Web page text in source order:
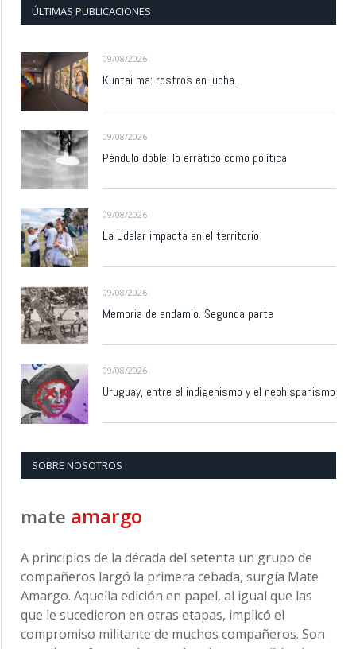
ÚLTIMAS PUBLICACIONES
09/08/2026
Kuntai ma: rostros en lucha.
09/08/2026
Péndulo doble: lo errático como política
09/08/2026
La Udelar impacta en el territorio
09/08/2026
Memoria de andamio. Segunda parte
09/08/2026
Uruguay, entre el indigenismo y el neohispanismo
SOBRE NOSOTROS
mate amargo
A principios de la década del setenta un grupo de
compañeros largó la primera cebada, surgía Mate
Amargo. Aquella edición en papel, al igual que las
que le sucedieron en otras etapas, implicó el
compromiso militante de muchos compañeros. Son